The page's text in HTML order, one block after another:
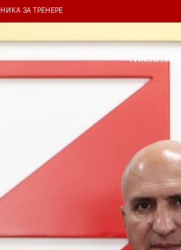
ЗА ТРЕНЕРЕ
ТИМКЛУБ